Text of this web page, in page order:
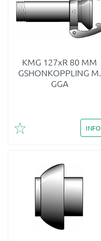
KMG 127xR 80 MM
GSHONKOPPLING M.
GGA
Lägg till i favoriter
INFO